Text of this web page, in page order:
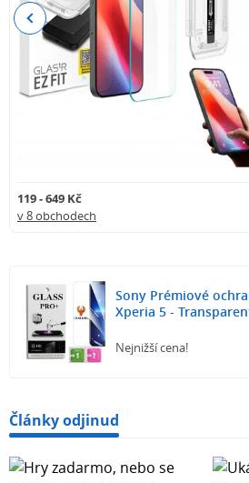
119 - 649 Kč
v 8 obchodech
Previous
Sony Prémiové
Xperia 5 -
Nejnižší cena!
Články odjinud